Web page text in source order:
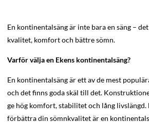
En kontinentalsäng är inte bara en säng –
kvalitet, komfort och bättre sömn.
Varför välja en Ekens kontinentalsäng?
En kontinentalsäng är ett av de mest
och det finns goda skäl till det.
ge hög komfort, stabilitet och lång livslängd.
förbättra din sömnkvalitet är en